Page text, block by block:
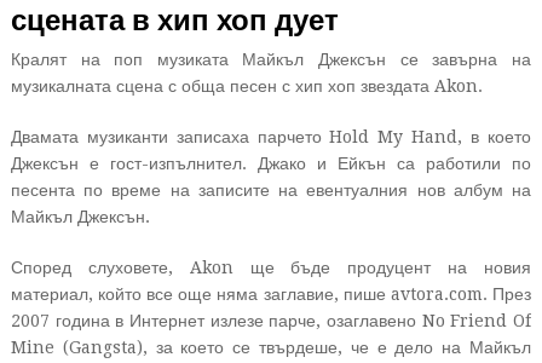
сцената в хип хоп дует
Кралят на поп музиката Майкъл Джексън се завърна на
музикалната сцена с обща песен с хип хоп звездата Akon.
Двамата музиканти записаха парчето Hold My Hand, в което
Джексън е гост-изпълнител. Джако и Ейкън са работили по
песента по време на записите на евентуалния нов албум на
Майкъл Джексън.
Според слуховете, Akon ще бъде продуцент на новия
материал, който все още няма заглавие, пише avtora.com. През
2007 година в Интернет излезе парче, озаглавено No Friend Of
Mine (Gangsta), за което се твърдеше, че е дело на Майкъл